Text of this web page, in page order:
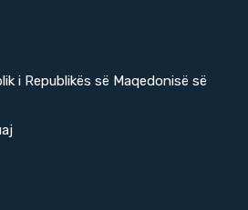
i Republikës së Maqedonisë së